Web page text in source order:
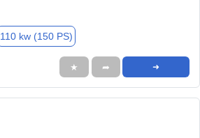
110 kw (150 PS)
★ ➦ ➜